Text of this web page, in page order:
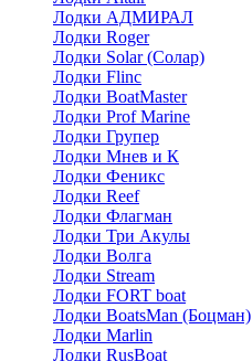
Лодки АДМИРАЛ
Лодки Roger
Лодки Solar (Солар)
Лодки Flinc
Лодки BoatMaster
Лодки Prof Marine
Лодки Групер
Лодки Мнев и К
Лодки Феникс
Лодки Reef
Лодки Флагман
Лодки Три Акулы
Лодки Волга
Лодки Stream
Лодки FORT boat
Лодки BoatsMan (Боцман)
Лодки Marlin
Лодки RusBoat